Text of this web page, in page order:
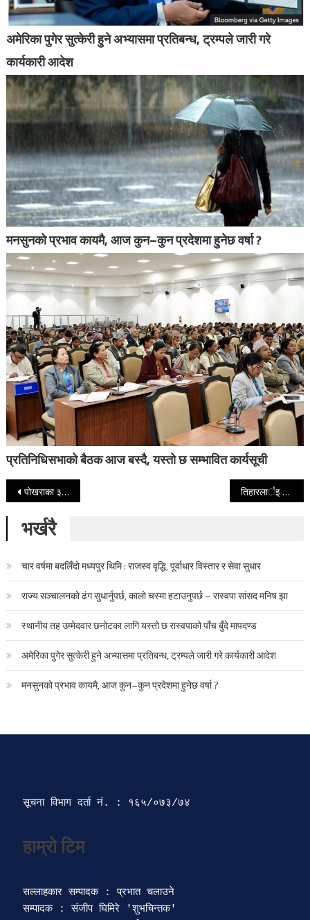
अमेरिका पुगेर सुत्केरी हुने अभ्यासमा प्रतिबन्ध, ट्रम्पले जारी गरे
कार्यकारी आदेश
मनसुनको प्रभाव कायमै, आज कुन–कुन प्रदेशमा हुनेछ वर्षा ?
प्रतिनिधिसभाको बैठक आज बस्दै, यस्तो छ सम्भावित कार्यसूची
Post navigation
पोखराका ३३ वटै वडाबाट कर सङ्कलन शुरु तिहारलार्इ लक्षित गर्दै सिटीसीमा तिहार धमाका मोबाइल मेला
भर्खरै
चार वर्षमा बदलिँदो मध्यपुर थिमि : राजस्व वृद्धि, पूर्वाधार विस्तार र सेवा सुधार
राज्य सञ्चालनको ढंग सुधार्नुपर्छ, कालो चस्मा हटाउनुपर्छ – रास्वपा सांसद मनिष झा
स्थानीय तह उम्मेदवार छनोटका लागि यस्तो छ रास्वपाको पाँच बुँदे मापदण्ड
अमेरिका पुगेर सुत्केरी हुने अभ्यासमा प्रतिबन्ध, ट्रम्पले जारी गरे कार्यकारी आदेश
मनसुनको प्रभाव कायमै, आज कुन–कुन प्रदेशमा हुनेछ वर्षा ?
सूचना विभाग दर्ता‍ नं. : १६५/०७३/७४
हाम्रो टिम
सल्लाहकार सम्पादक : प्रभात चलाउने
सम्पादक : संजीप घिमिरे 'शुभचिन्तक'